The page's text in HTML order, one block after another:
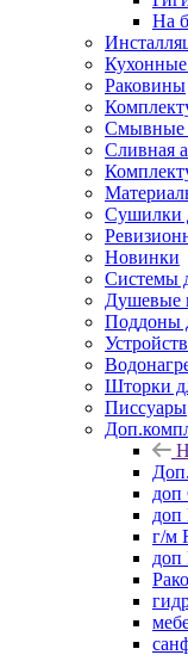
На
Раковины
Смывные
Сливная
Сушилки
Новинки
Системы
Душевые
Поддоны
Шторки
Писсуары
доп
доп
г/м
доп